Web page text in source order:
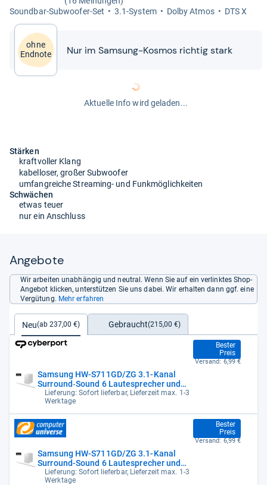
Sound­bar-​Sub­woofer-​Set
3.1-​Sys­tem Dolby Atmos DTS X
ohne
Endnote
Nur im Sam­sung-​​Kos­mos rich­tig stark
Aktuelle Info wird geladen...
Stärken
kraftvoller Klang
kabelloser, großer Subwoofer
umfangreiche Streaming- und Funkmöglichkeiten
Schwächen
etwas teuer
nur ein Anschluss
Angebote
Wir arbeiten unabhängig und neutral. Wenn Sie auf ein verlinktes Shop-
Angebot klicken, unterstützen Sie uns dabei. Wir erhalten dann ggf. eine
Vergütung. Mehr erfahren
Neu(ab 237,00 €) Gebraucht(215,00 €)
Samsung HW-S711GD/ZG 3.1-Kanal
Surround‑Sound 6 Lautesprecher und
Subwoofer
Lieferung: Sofort lieferbar, Lieferzeit max. 1-3
Werktage
Bester
Preis
237,00 €
Versand: 6,99 €
Samsung HW-S711GD/ZG 3.1-Kanal
Surround-Sound 6 Lautesprecher und
Subwoofer
Lieferung: Sofort lieferbar, Lieferzeit max. 1-3
Werktage
Bester
Preis
237,00 €
Versand: 6,99 €